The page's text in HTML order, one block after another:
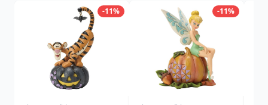
-11% -11%